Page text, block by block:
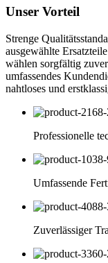
Unser Vorteil
Strenge
ausgewählte
wählen sorgfältig
umfassendes
nahtloses und
Professionelle
Umfassende
Zuverlässiger